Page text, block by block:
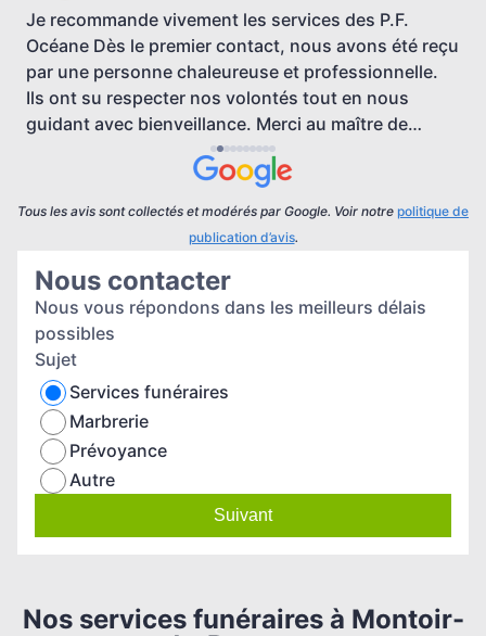
Je recommande vivement les services des P.F.
Océane Dès le premier contact, nous avons été reçu
par une personne chaleureuse et professionnelle.
Ils ont su respecter nos volontés tout en nous
guidant avec bienveillance. Merci au maître de
cérémonie pour son accompagnement attentionné
et sa belle poésie Votre soutien a été un appui
précieux.
Tous les avis sont collectés et modérés par Google. Voir notre politique de
publication d’avis.
Nous contacter
Nous vous répondons dans les meilleurs délais
possibles
Sujet
Services funéraires
Marbrerie
Prévoyance
Autre
Suivant
Nos services funéraires à Montoir-